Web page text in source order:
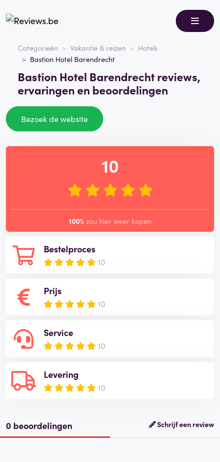
Categorieën Vakantie & reizen
Hotels
Bastion Hotel Barendrecht
Bastion Hotel Barendrecht reviews,
ervaringen en beoordelingen
Bezoek de website
Bestelproces
10
Prijs
10
Service
10
Levering
10
10
100% zou hier weer kopen
0 beoordelingen Schrijf een review